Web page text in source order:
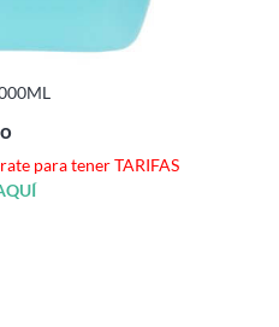
para tener TARIFAS